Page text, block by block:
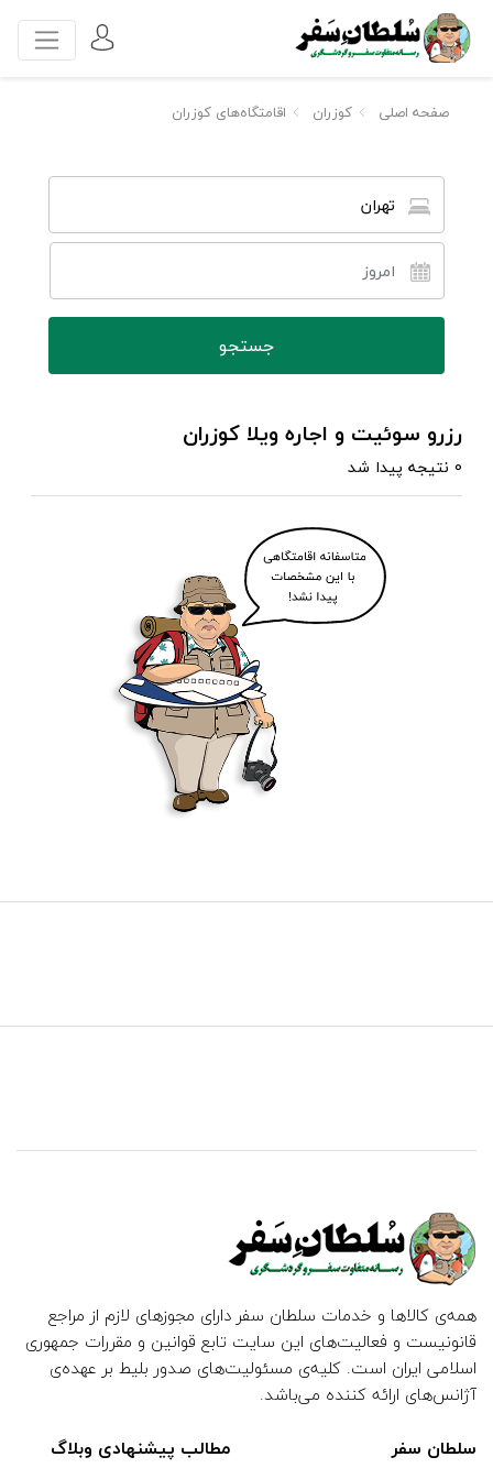
صفحه اصلی کوزران اقامتگاه‌های کوزران
تهران
رزرو سوئیت و اجاره ویلا کوزران
0 نتیجه پیدا شد
همه‌ی کالاها و خدمات سلطان سفر دارای مجوزهای لازم از مراجع
قانونیست و فعالیت‌های این سایت تابع قوانین و مقررات جمهوری
اسلامی ایران است. کلیه‌ی مسئولیت‌های صدور بلیط بر عهده‌ی
آژانس‌های ارائه کننده می‌باشد.
سلطان سفر مطالب پیشنهادی وبلاگ